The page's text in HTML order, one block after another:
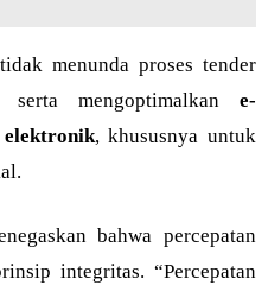
menunda proses tender
serta mengoptimalkan e-
, khususnya untuk
bahwa percepatan
integritas. “Percepatan